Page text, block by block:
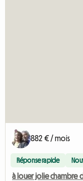
882 € / mois
Réponse rapide
à louer jolie chambre